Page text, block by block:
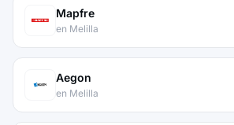
Mapfre
en Melilla
Aegon
en Melilla